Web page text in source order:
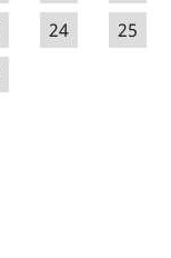
24
25